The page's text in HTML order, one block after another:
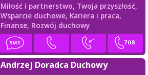
Miłość i partnerstwo, Twoja przyszłość,
Wsparcie duchowe, Kariera i praca,
Finanse, Rozwój duchowy
Andrzej Doradca Duchowy